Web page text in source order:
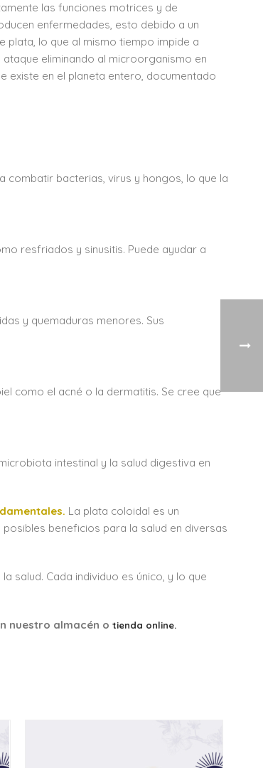
las funciones motrices y de
enfermedades, esto debido a un
lo que al mismo tiempo impide a
eliminando al microorganismo en
existe en el planeta entero, documentado
combatir bacterias, virus y hongos, lo que la
resfriados y sinusitis. Puede ayudar a
y quemaduras menores. Sus
como el acné o la dermatitis. Se cree que
intestinal y la salud digestiva en
La plata coloidal es un
beneficios para la salud en diversas
salud. Cada individuo es único, y lo que
nuestro almacén otienda online.